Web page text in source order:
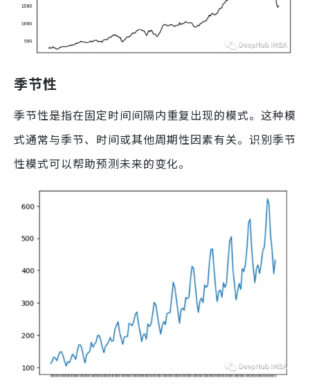
季节性
季节性是指在固定时间间隔内重复出现的模式。这种模
式通常与季节、时间或其他周期性因素有关。识别季节
性模式可以帮助预测未来的变化。